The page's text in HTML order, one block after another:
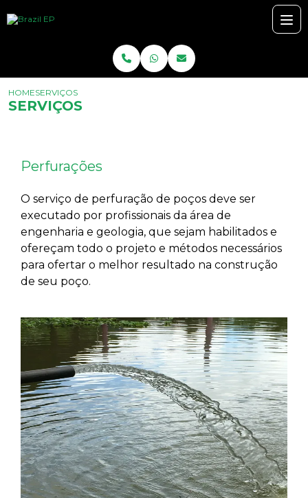
HOMESERVIÇOS
SERVIÇOS
Perfurações
O serviço de perfuração de poços deve ser
executado por profissionais da área de
engenharia e geologia, que sejam habilitados e
ofereçam todo o projeto e métodos necessários
para ofertar o melhor resultado na construção
de seu poço.